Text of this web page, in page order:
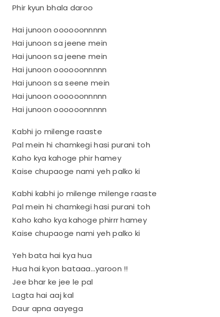
Phir kyun bhala daroo
Hai junoon oooooonnnnn
Hai junoon sa jeene mein
Hai junoon sa jeene mein
Hai junoon oooooonnnnn
Hai junoon sa seene mein
Hai junoon oooooonnnnn
Hai junoon oooooonnnnn
Kabhi jo milenge raaste
Pal mein hi chamkegi hasi purani toh
Kaho kya kahoge phir hamey
Kaise chupaoge nami yeh palko ki
Kabhi kabhi jo milenge milenge raaste
Pal mein hi chamkegi hasi purani toh
Kaho kaho kya kahoge phirrr hamey
Kaise chupaoge nami yeh palko ki
Yeh bata hai kya hua
Hua hai kyon bataaa…yaroon !!
Jee bhar ke jee le pal
Lagta hai aaj kal
Daur apna aayega